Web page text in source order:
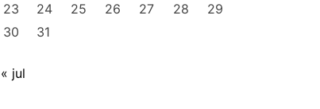
23
24 25 26 27 28
29
30
31
« jul